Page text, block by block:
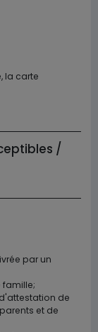
la carte
/
par un
famille;
de
et de